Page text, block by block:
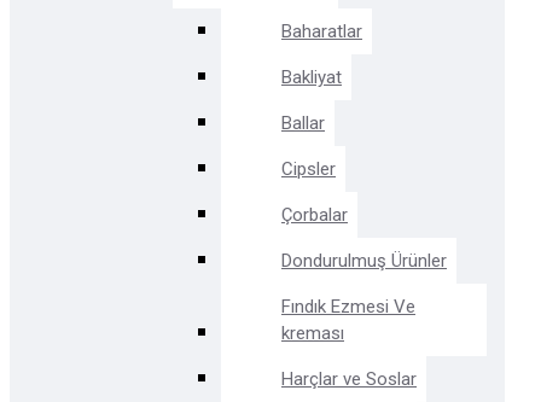
Baharatlar
Bakliyat
Ballar
Cipsler
Çorbalar
Dondurulmuş Ürünler
Fındık Ezmesi Ve
kreması
Harçlar ve Soslar